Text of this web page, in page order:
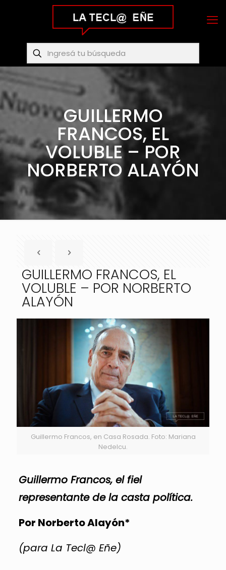
GUILLERMO
FRANCOS, EL
VOLUBLE – POR
NORBERTO ALAYÓN
GUILLERMO FRANCOS, EL
VOLUBLE – POR NORBERTO
ALAYÓN
Guillermo Francos, en Casa Rosada. Foto: Mariana
Nedelcu.
Guillermo Francos, el fiel
representante de la casta política.
Por Norberto Alayón*
(para La Tecl@ Eñe)